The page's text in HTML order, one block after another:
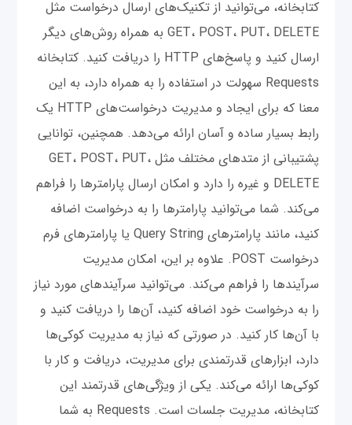
کتابخانه، می‌توانید از تکنیک‌های ارسال درخواست‌ مثل
GET، POST، PUT، DELETE به همراه روش‌های دیگر
ارسال کنید و پاسخ‌های HTTP را دریافت کنید. کتابخانه
Requests سهولت در استفاده را به همراه دارد، به این
معنا که برای ایجاد و مدیریت درخواست‌های HTTP یک
رابط بسیار ساده و آسان ارائه می‌دهد. همچنین، توانایی
پشتیبانی از متدهای مختلف مثل GET، POST، PUT،
DELETE و غیره را دارد و امکان ارسال پارامترها را فراهم
می‌کند. شما می‌توانید پارامترها را به درخواست اضافه
کنید، مانند پارامترهای Query String یا پارامترهای فرم
درخواست POST. علاوه بر این، امکان مدیریت
سرآیندها را فراهم می‌کند. می‌توانید سرآیندهای مورد نیاز
را به درخواست خود اضافه کنید، آن‌ها را دریافت کنید و
با آن‌ها کار کنید. در صورتی که نیاز به مدیریت کوکی‌ها
دارد، ابزارهای قدرتمندی برای مدیریت، دریافت و کار با
کوکی‌ها ارائه می‌کند. یکی از ویژگی‌های قدرتمند این
کتابخانه، مدیریت جلسات است. Requests به شما